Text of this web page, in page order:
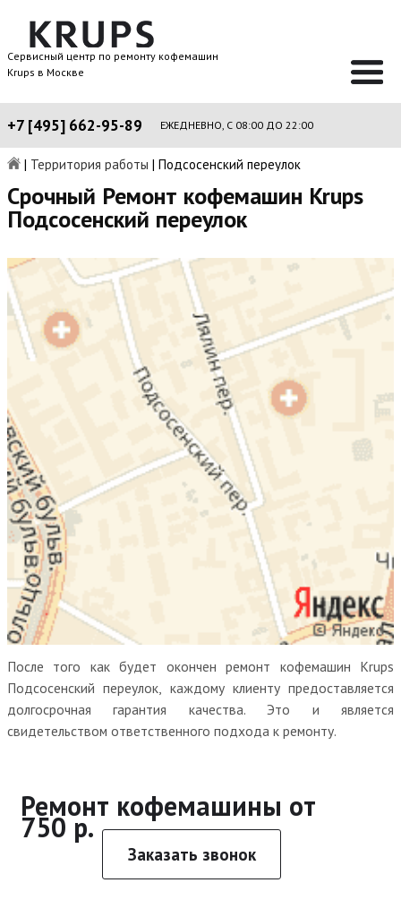
Сервисный центр по ремонту кофемашин
Krups в Москве
+7 [495] 662-95-89 ЕЖЕДНЕВНО, С 08:00 ДО 22:00
| Территория работы | Подсосенский переулок
Срочный Ремонт кофемашин Krups
Подсосенский переулок
После того как будет окончен ремонт кофемашин Krups
Подсосенский переулок, каждому клиенту предоставляется
долгосрочная гарантия качества. Это и является
свидетельством ответственного подхода к ремонту.
Ремонт кофемашины от
750 р.
Заказать звонок